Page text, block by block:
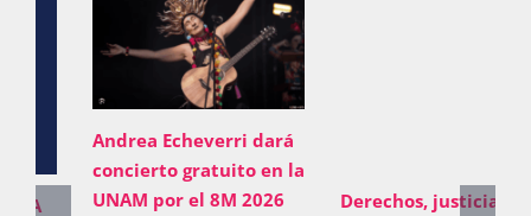
Andrea Echeverri dará
concierto gratuito en la
UNAM por el 8M 2026
Derechos, justicia y